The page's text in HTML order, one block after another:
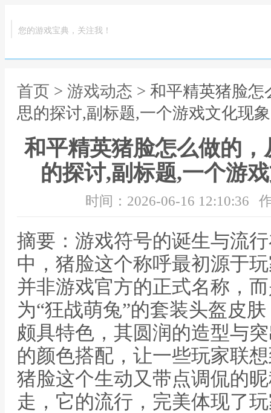
您的游戏宝典，关注我！
首页 > 游戏动态 > 和平精英猪脸
思的探讨,副标题,一个游戏文化现
和平精英猪脸怎么做的
的探讨,副标题,一个游
时间：2026-06-16 12:10:36
摘要：游戏符号的诞生与流
中，猪脸这个称呼最初源于
并非游戏官方的正式名称，
为“狂战萌兔”的套装头盔皮
颇具特色，其圆润的造型与
的颜色搭配，让一些玩家联
猪脸这个生动又带点调侃的
走，它的流行，完美体现了